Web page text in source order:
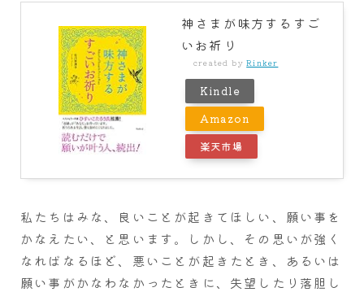
神さまが味方するすご
いお祈り
created byRinker
Kindle
Amazon
楽天市場
私たちはみな、良いことが起きてほしい、願い事を
かなえたい、と思います。しかし、その思いが強く
なればなるほど、悪いことが起きたとき、あるいは
願い事がかなわなかったときに、失望したり落胆し